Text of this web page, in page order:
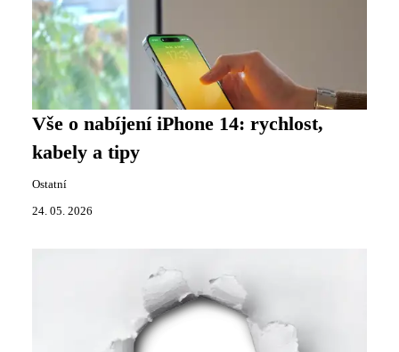
Vše o nabíjení iPhone 14: rychlost,
kabely a tipy
Ostatní
24. 05. 2026